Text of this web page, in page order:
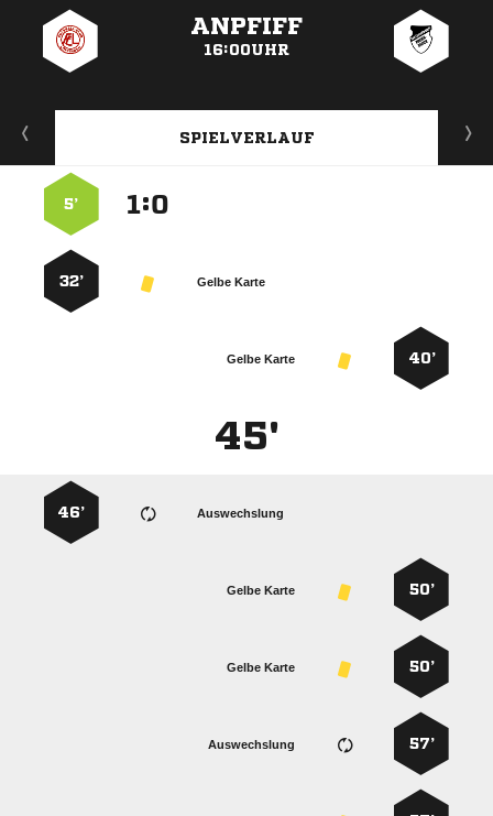
ANPFIFF
16:00UHR
SPIELVERLAUF
:
5’
Gelbe Karte
32’
40’
Gelbe Karte
45'
Auswechslung
46’
50’
Gelbe Karte
50’
Gelbe Karte
57’
Auswechslung